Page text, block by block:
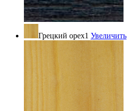
Грецкий орех1 Увеличить